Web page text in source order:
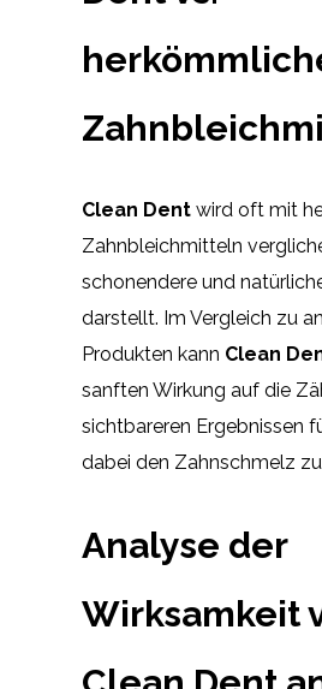
Clean Dent wird oft mit
Zahnbleichmitteln
schonendere und
darstellt. Im Vergleich zu
Produkten kann Clean
sanften Wirkung auf die
sichtbareren Ergebnissen
dabei den Zahnschmelz
Analyse der
Wirksamkeit